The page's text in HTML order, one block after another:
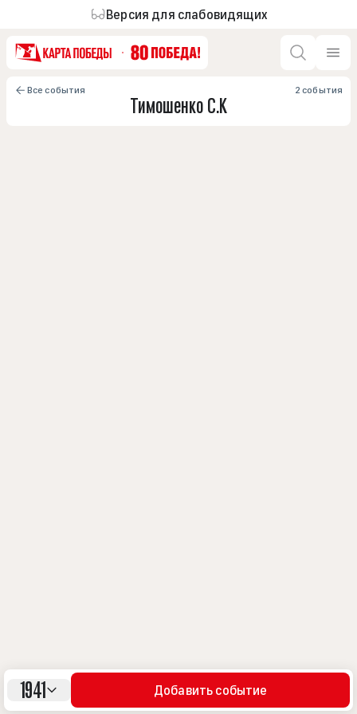
Версия для слабовидящих
1941 Добавить событие
Все события 2 события
Тимошенко С.К